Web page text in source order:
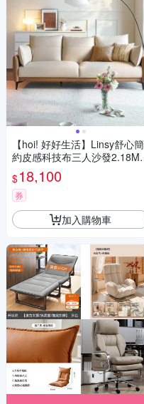
【hoi! 好好生活】Linsy舒心簡
約皮感科技布三人沙發2.18M
柔沙色 BS103
$18,100
券
加入購物車